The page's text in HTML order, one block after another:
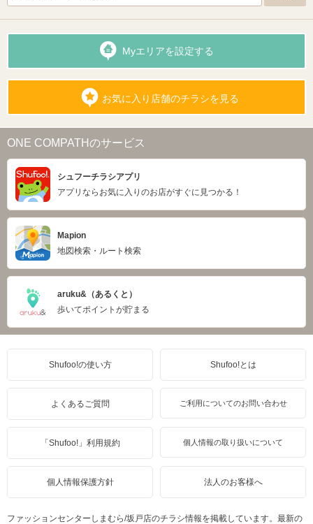
Myエリアを設定する
お気に入り店舗のチラシを見る
ONE COMPATHのサービス
シュフーチラシアプリ
アプリならお気に入りのお店がすぐに見つかる！
Mapion
地図検索・ルート検索
aruku&（あるくと）
歩いてポイントが貯まる
Shufoo!の使い方 Shufoo!とは
よくあるご質問 ご利用についてのお問い合わせ
「Shufoo!」利用規約 個人情報の取り扱いについて
個人情報保護方針 法人のお客様へ
ファッションセンターしまむら/坂戸店のチラシ情報を掲載しています。最新の